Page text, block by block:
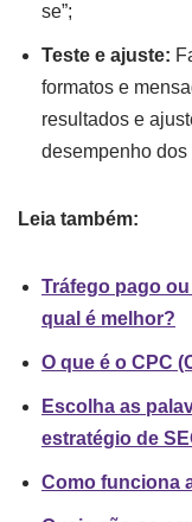
se”;
Teste e ajuste:
formatos e
resultados e
desempenho
Leia também:
Tráfego pago
qual é melhor?
O que é o CPC
Escolha as
estratégio de
Como funciona